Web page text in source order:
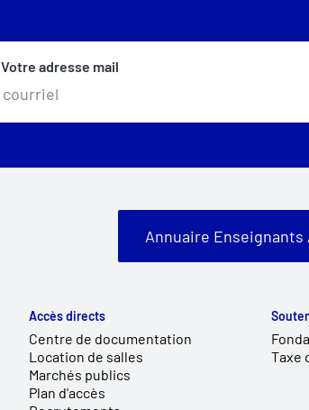
Votre adresse mail
Annuaire
Accès directs
Centre de documentation
Location de salles
Marchés publics
Plan d'accès
Taxe